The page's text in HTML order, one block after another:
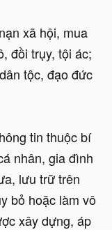
xã hội, mua
đồi trụy, tội ác;
tộc, đạo đức
tin thuộc bí
nhân, gia đình
lưu trữ trên
bỏ hoặc làm vô
xây dựng, áp